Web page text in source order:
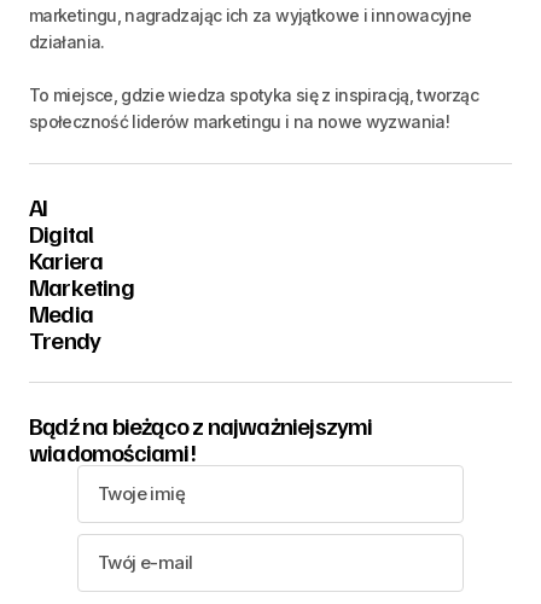
marketingu, nagradzając ich za wyjątkowe i innowacyjne
działania.
To miejsce, gdzie wiedza spotyka się z inspiracją, tworząc
społeczność liderów marketingu i na nowe wyzwania!
AI
Digital
Kariera
Marketing
Media
Trendy
Bądź na bieżąco z najważniejszymi
wiadomościami!